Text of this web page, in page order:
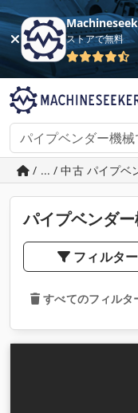
ストアで無料
/ ... / 中古 パイプベ
パイプベンダ
フィルター
すべてのフィルタ